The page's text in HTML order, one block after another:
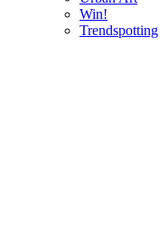
Win!
Trendspotting